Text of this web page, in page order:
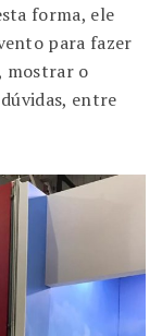
forma, ele
para fazer
mostrar o
entre